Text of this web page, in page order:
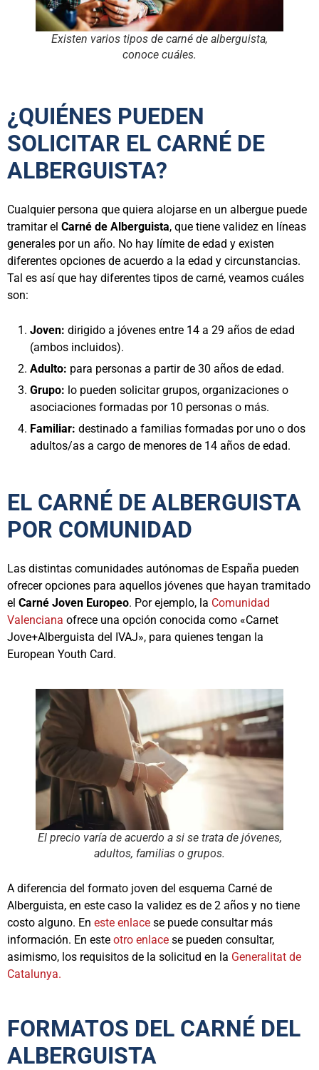
Existen varios tipos de carné de alberguista,
conoce cuáles.
¿QUIÉNES PUEDEN
SOLICITAR EL CARNÉ DE
ALBERGUISTA?
Cualquier persona que quiera alojarse en un albergue puede
tramitar el Carné de Alberguista, que tiene validez en líneas
generales por un año. No hay límite de edad y existen
diferentes opciones de acuerdo a la edad y circunstancias.
Tal es así que hay diferentes tipos de carné, veamos cuáles
son:
Joven: dirigido a jóvenes entre 14 a 29 años de edad
(ambos incluidos).
Adulto: para personas a partir de 30 años de edad.
Grupo: lo pueden solicitar grupos, organizaciones o
asociaciones formadas por 10 personas o más.
Familiar: destinado a familias formadas por uno o dos
adultos/as a cargo de menores de 14 años de edad.
EL CARNÉ DE ALBERGUISTA
POR COMUNIDAD
Las distintas comunidades autónomas de España pueden
ofrecer opciones para aquellos jóvenes que hayan tramitado
el Carné Joven Europeo. Por ejemplo, la Comunidad
Valenciana ofrece una opción conocida como «Carnet
Jove+Alberguista del IVAJ», para quienes tengan la
European Youth Card.
El precio varía de acuerdo a si se trata de jóvenes,
adultos, familias o grupos.
A diferencia del formato joven del esquema Carné de
Alberguista, en este caso la validez es de 2 años y no tiene
costo alguno. En este enlace se puede consultar más
información. En este otro enlace se pueden consultar,
asimismo, los requisitos de la solicitud en la Generalitat de
Catalunya.
FORMATOS DEL CARNÉ DEL
ALBERGUISTA